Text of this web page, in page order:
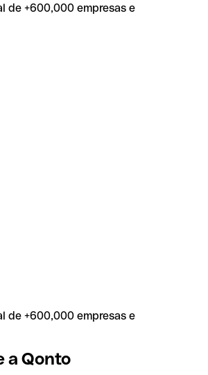
de +600,000 empresas e
de +600,000 empresas e
a Qonto